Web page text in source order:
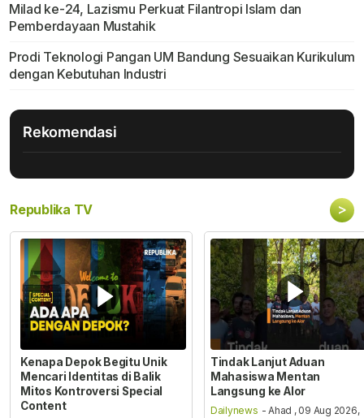
Milad ke-24, Lazismu Perkuat Filantropi Islam dan
Pemberdayaan Mustahik
Prodi Teknologi Pangan UM Bandung Sesuaikan Kurikulum
dengan Kebutuhan Industri
Rekomendasi
Republika TV >
Kenapa Depok Begitu Unik
Mencari Identitas di Balik
Mitos Kontroversi Special
Content
Tindak Lanjut Aduan
Mahasiswa Mentan
Langsung ke Alor
Dailynews - Ahad , 09 Aug 2026,